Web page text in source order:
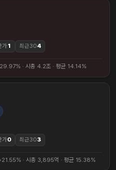
가1 최근304
· 시총 4.2조 · 평균 14.14%
가0 최근303
· 시총 3,895억 · 평균 15.38%